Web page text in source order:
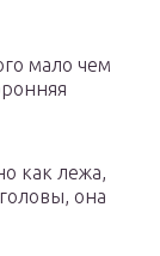
мало чем
как лежа,
она